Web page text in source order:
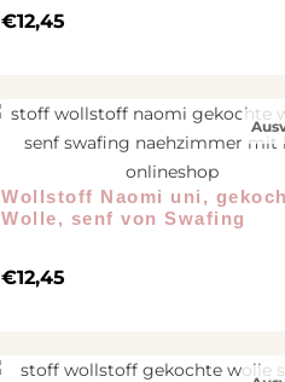
€12,45
Wollstoff Naomi uni,
Wolle, senf von Swafing
€12,45